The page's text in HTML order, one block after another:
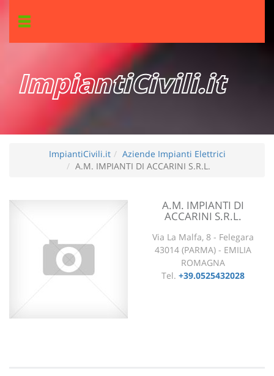
ImpiantiCivili.it
ImpiantiCivili.it
Aziende Impianti Elettrici
A.M. IMPIANTI DI ACCARINI S.R.L.
A.M. IMPIANTI DI
ACCARINI S.R.L.
Via La Malfa, 8 - Felegara
43014 (PARMA) - EMILIA
ROMAGNA
Tel. +39.0525432028